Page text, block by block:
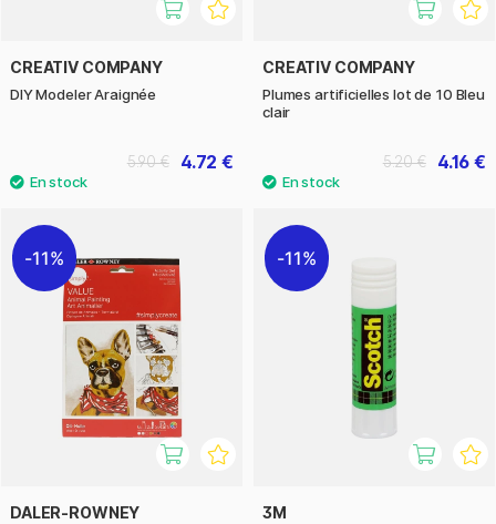
CREATIV COMPANY
DIY Modeler Araignée
4.72 €
5.90 €
CREATIV COMPANY
Plumes artificielles lot de 10 Bleu
clair
4.16 €
5.20 €
11%
DALER-ROWNEY
11%
3M